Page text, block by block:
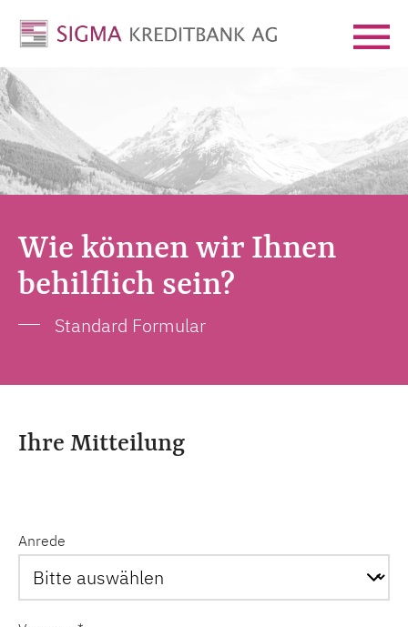
Wie können wir Ihnen
behilflich sein?
Standard Formular
Ihre Mitteilung
Anrede